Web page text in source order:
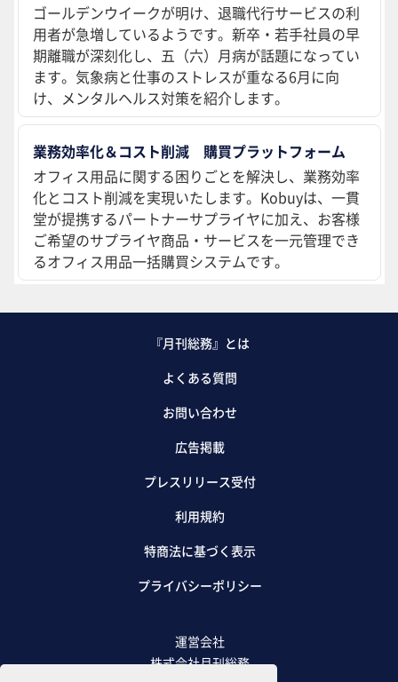
ゴールデンウイークが明け、退職代行サービスの利
用者が急増しているようです。新卒・若手社員の早
期離職が深刻化し、五（六）月病が話題になってい
ます。気象病と仕事のストレスが重なる6月に向
け、メンタルヘルス対策を紹介します。
業務効率化＆コスト削減 購買プラットフォーム
オフィス用品に関する困りごとを解決し、業務効率
化とコスト削減を実現いたします。Kobuyは、一貫
堂が提携するパートナーサプライヤに加え、お客様
ご希望のサプライヤ商品・サービスを一元管理でき
るオフィス用品一括購買システムです。
『月刊総務』とは
よくある質問
お問い合わせ
広告掲載
プレスリリース受付
利用規約
特商法に基づく表示
プライバシーポリシー
運営会社
株式会社月刊総務